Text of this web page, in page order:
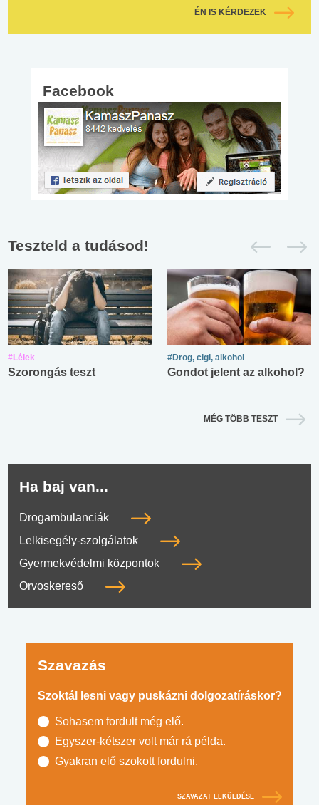
ÉN IS KÉRDEZEK
Facebook
Teszteld a tudásod!
#Lélek
Szorongás teszt
#Drog, cigi, alkohol
Gondot jelent az alkohol?
MÉG TÖBB TESZT
Ha baj van...
Drogambulanciák
Lelkisegély-szolgálatok
Gyermekvédelmi központok
Orvoskereső
Szavazás
Szoktál lesni vagy puskázni dolgozatíráskor?
Sohasem fordult még elő.
Egyszer-kétszer volt már rá példa.
Gyakran elő szokott fordulni.
SZAVAZAT ELKÜLDÉSE